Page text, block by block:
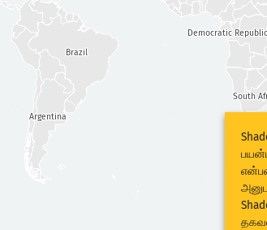
Argentina
Democratic
South
Brazil